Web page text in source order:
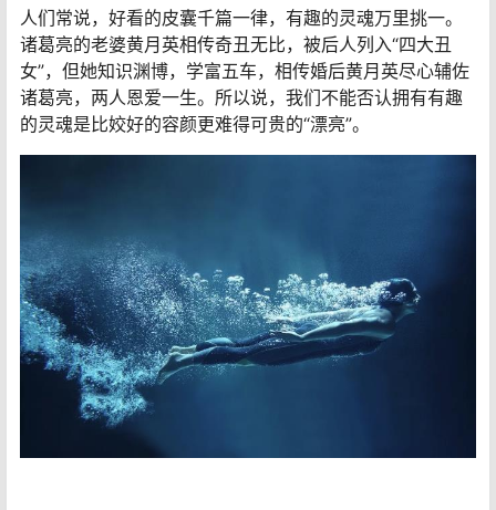
人们常说，好看的皮囊千篇一律，有趣的灵魂万里挑一。
诸葛亮的老婆黄月英相传奇丑无比，被后人列入“四大丑
女”，但她知识渊博，学富五车，相传婚后黄月英尽心辅佐
诸葛亮，两人恩爱一生。所以说，我们不能否认拥有有趣
的灵魂是比姣好的容颜更难得可贵的“漂亮”。